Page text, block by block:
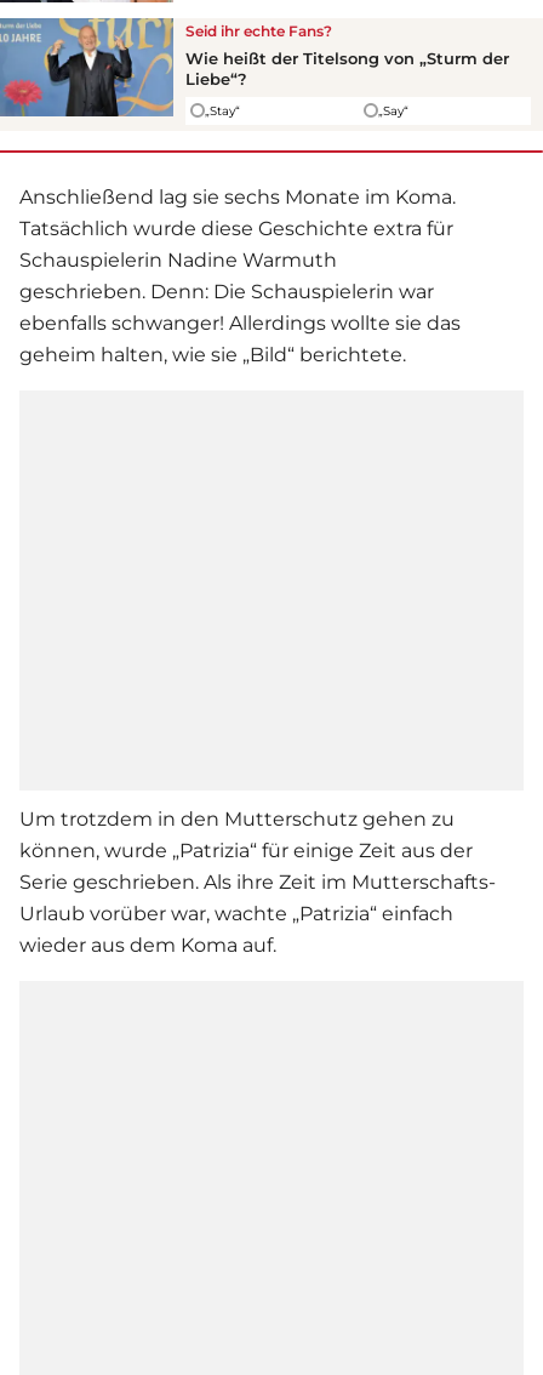
Seid ihr echte Fans?
Wie heißt der Titelsong von „Sturm der
Liebe“?
„Stay“ „Say“
Anschließend lag sie sechs Monate im Koma.
Tatsächlich wurde diese Geschichte extra für
Schauspielerin Nadine Warmuth
geschrieben. Denn: Die Schauspielerin war
ebenfalls schwanger! Allerdings wollte sie das
geheim halten, wie sie „Bild“ berichtete.
Um trotzdem in den Mutterschutz gehen zu
können, wurde „Patrizia“ für einige Zeit aus der
Serie geschrieben. Als ihre Zeit im Mutterschafts-
Urlaub vorüber war, wachte „Patrizia“ einfach
wieder aus dem Koma auf.